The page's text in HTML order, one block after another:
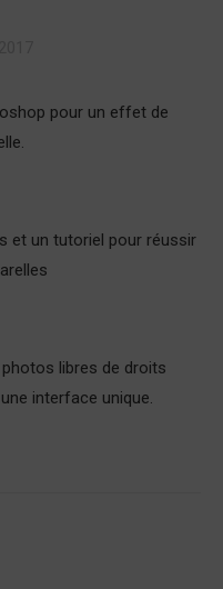
pour un effet de
et un tutoriel pour réussir
libres de droits
interface unique.